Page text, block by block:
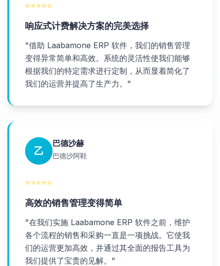
⭐⭐⭐⭐⭐
响应式计费解决方案的完美选择
"借助 Laabamone ERP 软件，我们的销售管理
变得异常简单和高效。系统的灵活性使我们能够
根据我们的特定需求进行定制，从而显着简化了
我们的运营并提高了生产力。 "
乙
巴德沙赫
巴德沙阿鞋
⭐⭐⭐⭐⭐
高效的销售管理变得简单
"在我们实施 Laabamone ERP 软件之前，维护
各个流程的销售和采购一直是一项挑战。它使我
们的运营更加高效，并通过其全面的报告工具为
我们提供了宝贵的见解。 "